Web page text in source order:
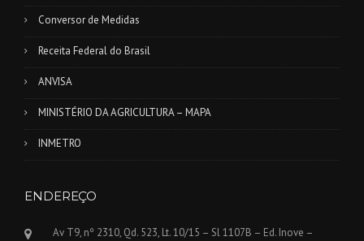
Conversor de Medidas
Receita Federal do Brasil
ANVISA
MINISTÉRIO DA AGRICULTURA – MAPA
INMETRO
ENDEREÇO
Av T9, nº 2310, Qd. 523, Lt. 10/15 – Sl 1107B – Ed. Inove –